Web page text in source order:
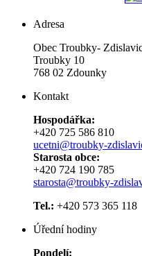
Adresa
Obec Troubky-
Troubky 10
768 02 Zdounky
Kontakt
Hospodářka:
+420 725 586 810
ucetni@troubky-
Starosta obce:
+420 724 190 785
starosta@troubky-
Tel.: +420 573 365 118
Úřední hodiny
Pondelí: